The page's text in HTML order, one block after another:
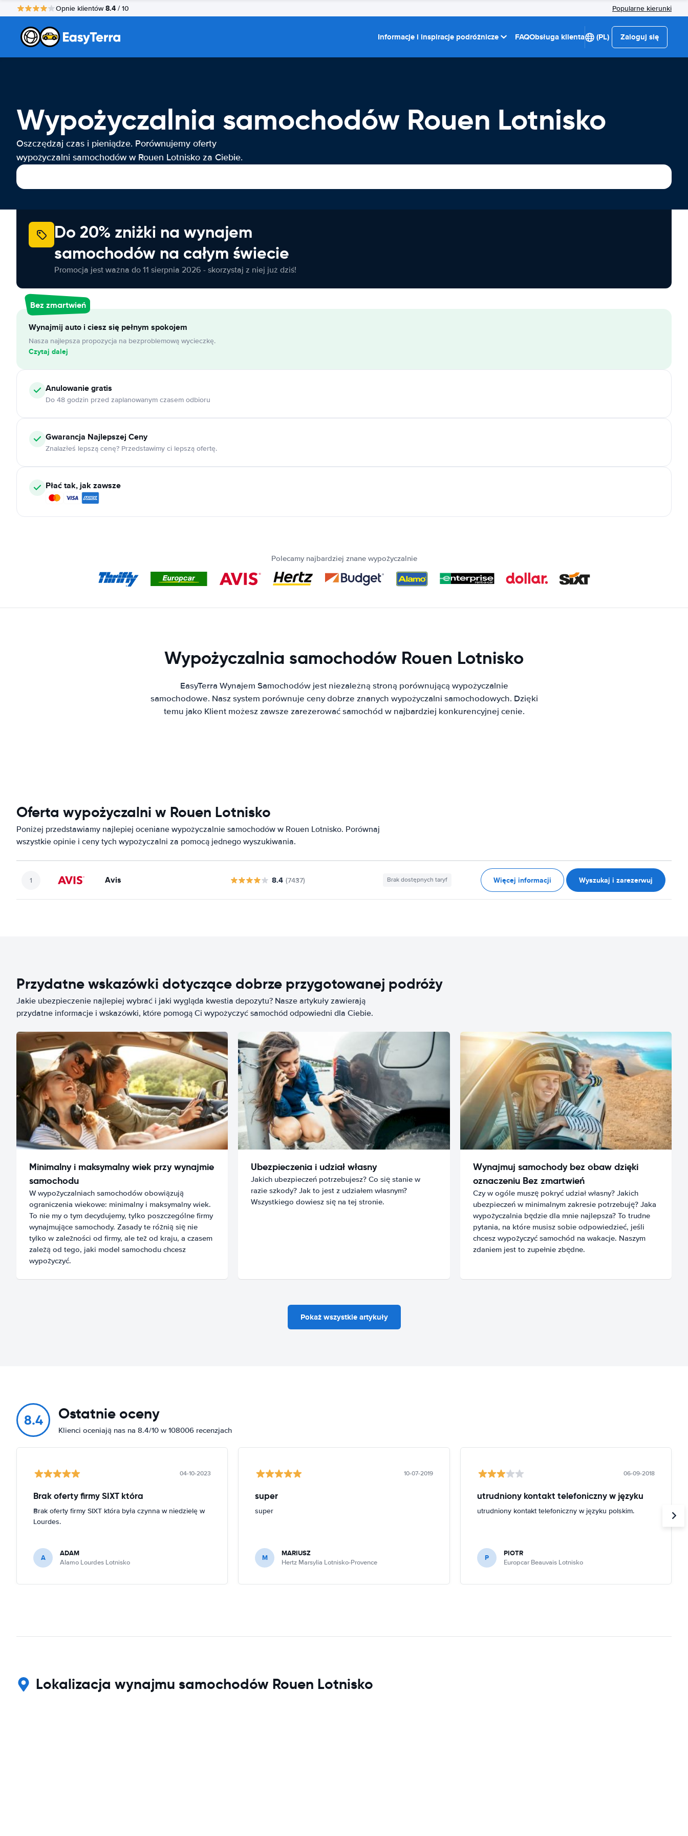
Opnie klientów8.4 / 10 Popularne kierunki
Informacje i inspiracje podróżnicze FAQObsługa klienta (PL) Zaloguj się
Wypożyczalnia samochodów Rouen Lotnisko
Oszczędzaj czas i pieniądze. Porównujemy oferty
wypożyczalni samochodów w Rouen Lotnisko za Ciebie.
Do 20% zniżki na wynajem
samochodów na całym świecie
Promocja jest ważna do 11 sierpnia 2026 - skorzystaj z niej już dziś!
Bez zmartwień
Wynajmij auto i ciesz się pełnym spokojem
Nasza najlepsza propozycja na bezproblemową wycieczkę.
Czytaj dalej
Anulowaniegratis
Do 48 godzin przed zaplanowanym czasem odbioru
Gwarancja Najlepszej Ceny
Znalazłeś lepszą cenę? Przedstawimy ci lepszą ofertę.
Płać tak, jak zawsze
Polecamy najbardziej znane wypożyczalnie
Wypożyczalnia samochodów Rouen Lotnisko
EasyTerra Wynajem Samochodów jest niezależną stroną porównującą wypożyczalnie
samochodowe. Nasz system porównuje ceny dobrze znanych wypożyczalni samochodowych. Dzięki
temu jako Klient możesz zawsze zarezerować samochód w najbardziej konkurencyjnej cenie.
Oferta wypożyczalni w Rouen Lotnisko
Poniżej przedstawiamy najlepiej oceniane wypożyczalnie samochodów w Rouen Lotnisko. Porównaj
wszystkie opinie i ceny tych wypożyczalni za pomocą jednego wyszukiwania.
Avis 8.4 (7437) Brak dostępnych taryf Więcej informacji Wyszukaj i zarezerwuj
Przydatne wskazówki dotyczące dobrze przygotowanej podróży
Jakie ubezpieczenie najlepiej wybrać i jaki wygląda kwestia depozytu? Nasze artykuły zawierają
przydatne informacje i wskazówki, które pomogą Ci wypożyczyć samochód odpowiedni dla Ciebie.
Minimalny i maksymalny wiek przy wynajmie
samochodu
W wypożyczalniach samochodów obowiązują
ograniczenia wiekowe: minimalny i maksymalny wiek.
To nie my o tym decydujemy, tylko poszczególne firmy
wynajmujące samochody. Zasady te różnią się nie
tylko w zależności od firmy, ale też od kraju, a czasem
zależą od tego, jaki model samochodu chcesz
wypożyczyć.
Ubezpieczenia i udział własny
Jakich ubezpieczeń potrzebujesz? Co się stanie w
razie szkody? Jak to jest z udziałem własnym?
Wszystkiego dowiesz się na tej stronie.
Wynajmuj samochody bez obaw dzięki
oznaczeniu Bez zmartwień
Czy w ogóle muszę pokryć udział własny? Jakich
ubezpieczeń w minimalnym zakresie potrzebuję? Jaka
wypożyczalnia będzie dla mnie najlepsza? To trudne
pytania, na które musisz sobie odpowiedzieć, jeśli
chcesz wypożyczyć samochód na wakacje. Naszym
zdaniem jest to zupełnie zbędne.
Pokaż wszystkie artykuły
8.4 Ostatnie oceny
Klienci oceniają nas na 8.4/10 w 108006 recenzjach
04-10-2023
Brak oferty firmy SIXT która
Brak oferty firmy SIXT która była czynna w niedzielę w
Lourdes.
A ADAM
Alamo Lourdes Lotnisko
10-07-2019
super
super
M MARIUSZ
Hertz Marsylia Lotnisko-Provence
06-09-2018
utrudniony kontakt telefoniczny w języku
utrudniony kontakt telefoniczny w języku polskim.
P PIOTR
Europcar Beauvais Lotnisko
Lokalizacja wynajmu samochodów Rouen Lotnisko